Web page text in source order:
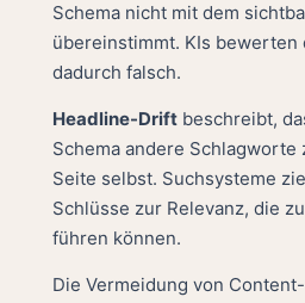
Schema nicht mit dem
übereinstimmt. KIs bewerten
dadurch falsch.
Headline-Drift beschreibt,
Schema andere Schlagworte
Seite selbst. Suchsysteme
Schlüsse zur Relevanz, die
führen können.
Die Vermeidung von